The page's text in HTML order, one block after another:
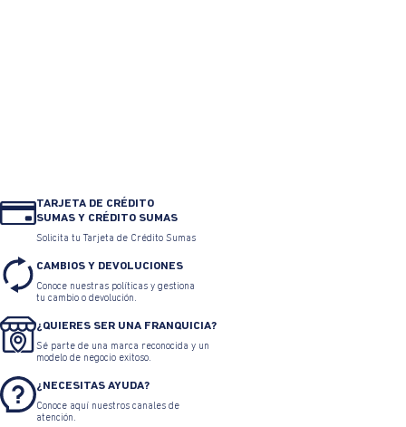
TARJETA DE CRÉDITO
SUMAS Y CRÉDITO SUMAS
Solicita tu Tarjeta de Crédito Sumas
CAMBIOS Y DEVOLUCIONES
Conoce nuestras políticas y gestiona
tu cambio o devolución.
¿QUIERES SER UNA FRANQUICIA?
Sé parte de una marca reconocida y un
modelo de negocio exitoso.
¿NECESITAS AYUDA?
Conoce aquí nuestros canales de
atención.